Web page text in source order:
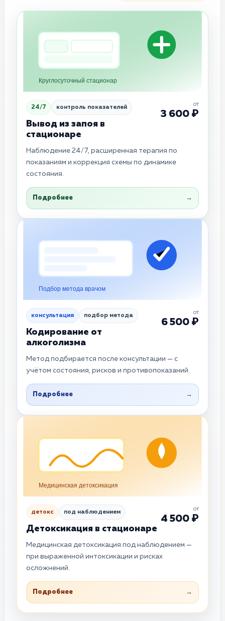
Круглосуточный стационар
24/7 контроль показателей
Вывод из запоя в
стационаре
от
3 600 ₽
Наблюдение 24/7, расширенная терапия по
показаниям и коррекция схемы по динамике
состояния.
Подробнее →
Подбор метода врачом
консультация подбор метода
Кодирование от
алкоголизма
от
6 500 ₽
Метод подбирается после консультации — с
учётом состояния, рисков и противопоказаний.
Подробнее →
Медицинская детоксикация
детокс под наблюдением
Детоксикация в стационаре
от
4 500 ₽
Медицинская детоксикация под наблюдением —
при выраженной интоксикации и рисках
осложнений.
Подробнее →